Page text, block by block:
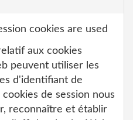
cookies are used
aux cookies
peuvent utiliser les
d'identifiant de
de session nous
reconnaître et établir